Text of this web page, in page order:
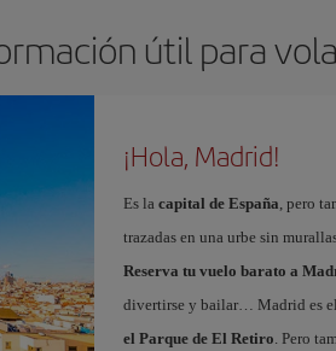
útil para
¡Hola, Madrid!
Es la capital de España, pero
trazadas en una urbe sin
Reserva tu vuelo barato a
divertirse y bailar… Madrid es el
el Parque de El Retiro. Pero